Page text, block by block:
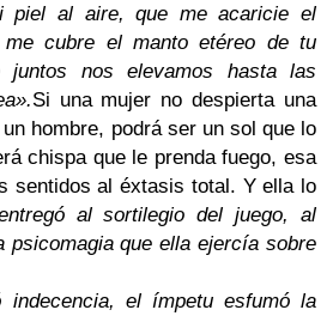
piel al aire, que me acaricie el
me cubre el manto etéreo de tu
nos elevamos hasta las
Si una mujer no despierta una
hombre, podrá ser un sol que lo
chispa que le prenda fuego, esa
sentidos al éxtasis total. Y ella lo
al sortilegio del juego, al
psicomagia que ella ejercía sobre
indecencia, el ímpetu esfumó la